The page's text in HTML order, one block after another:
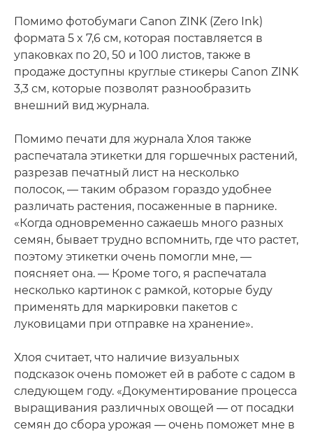
Помимо фотобумаги Canon ZINK (Zero Ink)
формата 5 x 7,6 см, которая поставляется в
упаковках по 20, 50 и 100 листов, также в
продаже доступны круглые стикеры Canon ZINK
3,3 см, которые позволят разнообразить
внешний вид журнала.
Помимо печати для журнала Хлоя также
распечатала этикетки для горшечных растений,
разрезав печатный лист на несколько
полосок, — таким образом гораздо удобнее
различать растения, посаженные в парнике.
«Когда одновременно сажаешь много разных
семян, бывает трудно вспомнить, где что растет,
поэтому этикетки очень помогли мне, —
поясняет она. — Кроме того, я распечатала
несколько картинок с рамкой, которые буду
применять для маркировки пакетов с
луковицами при отправке на хранение».
Хлоя считает, что наличие визуальных
подсказок очень поможет ей в работе с садом в
следующем году. «Документирование процесса
выращивания различных овощей — от посадки
семян до сбора урожая — очень поможет мне в